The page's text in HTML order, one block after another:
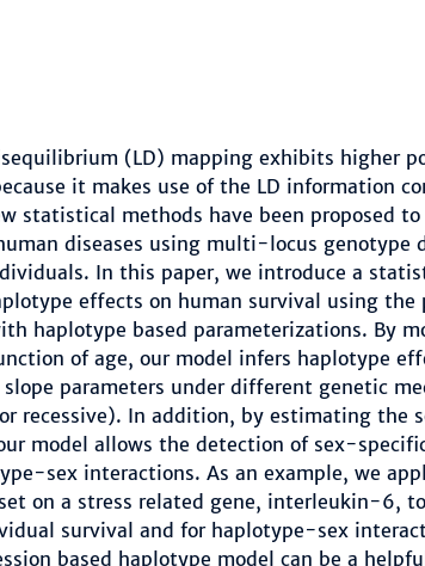
(LD) mapping exhibits higher
it makes use of the LD information
statistical methods have been proposed
diseases using multi-locus genotype
In this paper, we introduce a
effects on human survival using the
haplotype based parameterizations. By
of age, our model infers haplotype
parameters under different genetic
recessive). In addition, by estimating the
model allows the detection of sex-
sex interactions. As an example, we
on a stress related gene, interleukin-6,
survival and for haplotype-sex
based haplotype model can be a